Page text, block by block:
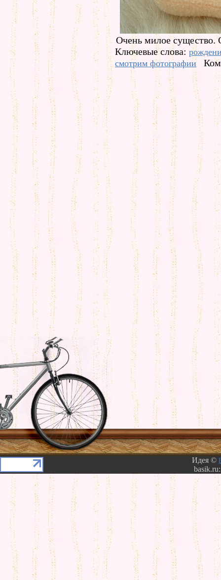
Очень милое
Ключевые слова:
смотрим фотографии
Идея ©